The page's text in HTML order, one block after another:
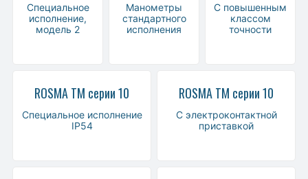
Специальное
исполнение,
модель 2
Манометры
стандартного
исполнения
С повышенным
классом
точности
ROSMA ТМ серии 10
Специальное исполнение
IP54
ROSMA ТМ серии 10
С электроконтактной
приставкой